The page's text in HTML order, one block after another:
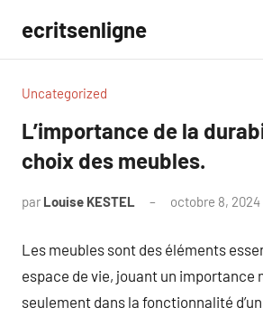
contenu
ecritsenligne
Uncategorized
L’importance de la
choix des meubles.
par Louise KESTEL octobre 8, 2024
Les meubles sont des éléments
espace de vie, jouant un importance
seulement dans la fonctionnalité